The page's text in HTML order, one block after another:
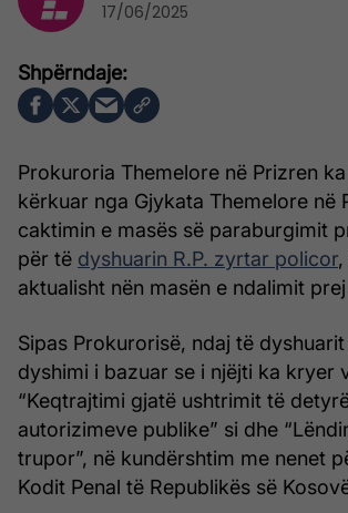
Prokuroria Themelore në Prizren
kërkuar nga Gjykata Themelore në
caktimin e masës së paraburgimit
për të dyshuarin R.P. zyrtar policor
aktualisht nën masën e ndalimit
Sipas Prokurorisë, ndaj të
dyshimi i bazuar se i njëjti ka kryer
“Keqtrajtimi gjatë ushtrimit të
autorizimeve publike” si dhe
trupor”, në kundërshtim me nenet
Kodit Penal të Republikës së
17/06/2025